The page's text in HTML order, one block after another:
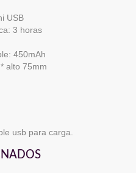
USB
3 horas
450mAh
alto 75mm
usb para carga.